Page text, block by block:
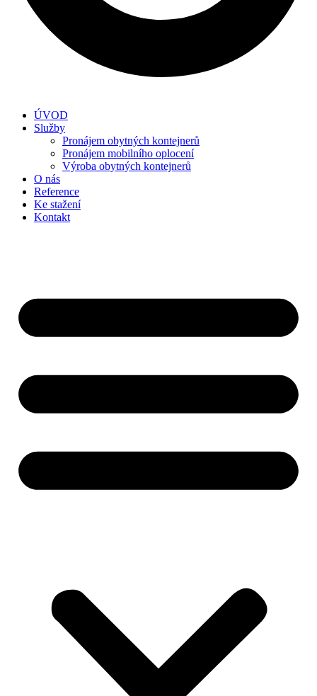
ÚVOD
Služby
Pronájem obytných kontejnerů
Pronájem mobilního oplocení
Výroba obytných kontejnerů
O nás
Reference
Ke stažení
Kontakt